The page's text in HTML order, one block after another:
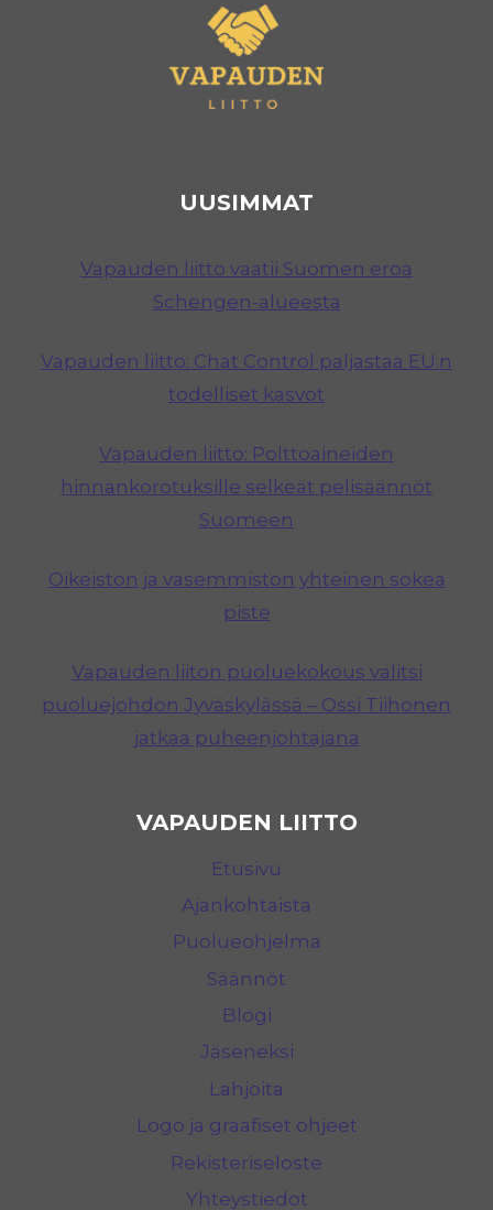
UUSIMMAT
Vapauden liitto vaatii Suomen eroa
Schengen-alueesta
Vapauden liitto: Chat Control paljastaa EU:n
todelliset kasvot
Vapauden liitto: Polttoaineiden
hinnankorotuksille selkeät pelisäännöt
Suomeen
Oikeiston ja vasemmiston yhteinen sokea
piste
Vapauden liiton puoluekokous valitsi
puoluejohdon Jyväskylässä – Ossi Tiihonen
jatkaa puheenjohtajana
VAPAUDEN LIITTO
Etusivu
Ajankohtaista
Puolueohjelma
Säännöt
Blogi
Jäseneksi
Lahjoita
Logo ja graafiset ohjeet
Rekisteriseloste
Yhteystiedot